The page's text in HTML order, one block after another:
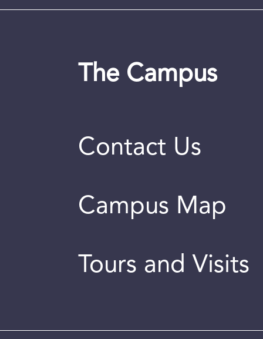
The Campus
Contact Us
Campus Map
Tours and Visits